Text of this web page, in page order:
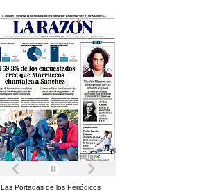
Las Portadas de los Periódicos